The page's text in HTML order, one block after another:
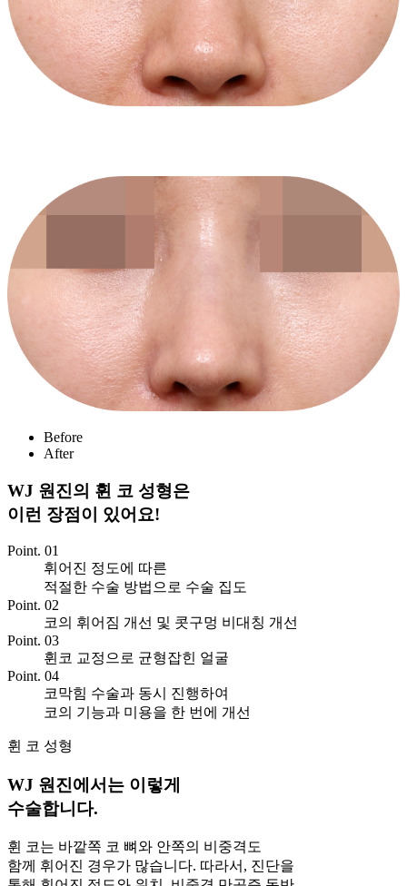
Before
After
WJ 원진의 휜 코 성형은
이런 장점이 있어요!
Point. 01
휘어진 정도에 따른
적절한 수술 방법으로 수술 집도
Point. 02
코의 휘어짐 개선 및 콧구멍 비대칭 개선
Point. 03
휜코 교정으로 균형잡힌 얼굴
Point. 04
코막힘 수술과 동시 진행하여
코의 기능과 미용을 한 번에 개선
휜 코 성형
WJ 원진에서는 이렇게
수술합니다.
휜 코는 바깥쪽 코 뼈와 안쪽의 비중격도
함께 휘어진 경우가 많습니다. 따라서, 진단을